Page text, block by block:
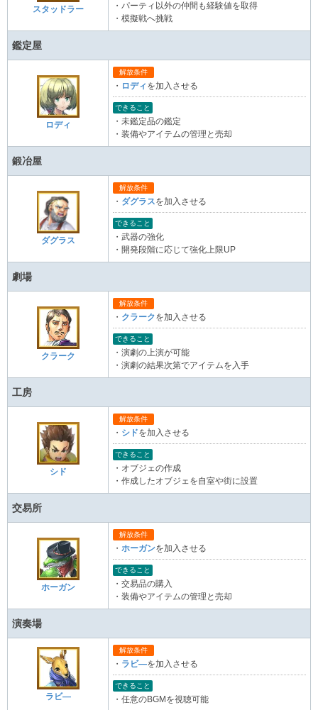
スタッドラー
・パーティ以外の仲間も経験値を取得
・模擬戦へ挑戦
鑑定屋
ロディ
解放条件
・ ロディ を加入させる
できること
・未鑑定品の鑑定
・装備やアイテムの管理と売却
鍛冶屋
ダグラス
解放条件
・ ダグラスを加入させる
できること
・武器の強化
・開発段階に応じて強化上限UP
劇場
クラーク
解放条件
・ クラークを加入させる
できること
・演劇の上演が可能
・演劇の結果次第でアイテムを入手
工房
シド
解放条件
・ シドを加入させる
できること
・オブジェの作成
・作成したオブジェを自室や街に設置
交易所
ホーガン
解放条件
・ ホーガンを加入させる
できること
・交易品の購入
・装備やアイテムの管理と売却
演奏場
ラビ―
解放条件
・ ラビ―を加入させる
できること
・任意のBGMを視聴可能